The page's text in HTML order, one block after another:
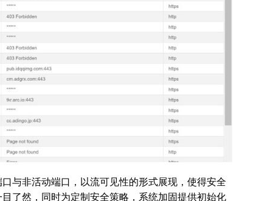
与非活动端口，以流可见性的形式展现，使得安全
了然，同时为定制安全策略，系统加固提供初始化